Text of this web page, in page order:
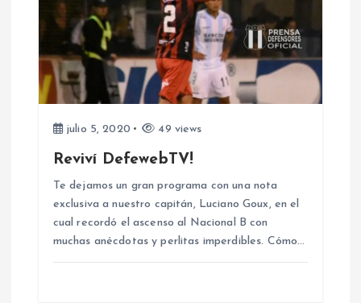
d
e
julio 5, 2020 49 views
Reviví DefewebTV!
Te dejamos un gran programa con una nota
exclusiva a nuestro capitán, Luciano Goux, en el
cual recordó el ascenso al Nacional B con
muchas anécdotas y perlitas imperdibles. Cómo…